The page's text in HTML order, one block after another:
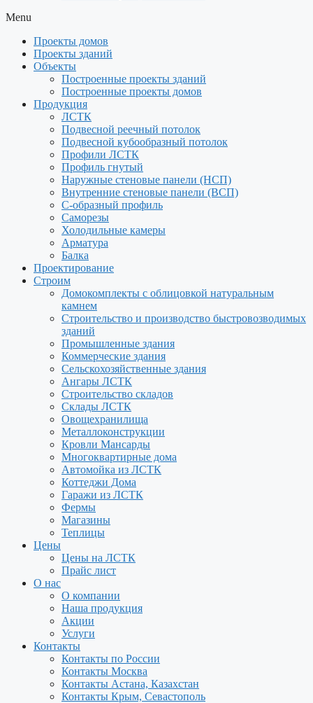
Menu
Проекты домов
Проекты зданий
Объекты
Построенные проекты зданий
Построенные проекты домов
Продукция
ЛСТК
Подвесной реечный потолок
Подвесной кубообразный потолок
Профили ЛСТК
Профиль гнутый
Наружные стеновые панели (НСП)
Внутренние стеновые панели (ВСП)
С-образный профиль
Саморезы
Холодильные камеры
Арматура
Балка
Проектирование
Строим
Домокомплекты с облицовкой натуральным
камнем
Строительство и производство быстровозводимых
зданий
Промышленные здания
Коммерческие здания
Сельскохозяйственные здания
Ангары ЛСТК
Строительство складов
Склады ЛСТК
Овощехранилища
Металлоконструкции
Кровли Мансарды
Многоквартирные дома
Автомойка из ЛСТК
Коттеджи Дома
Гаражи из ЛСТК
Фермы
Магазины
Теплицы
Цены
Цены на ЛСТК
Прайс лист
О нас
О компании
Наша продукция
Акции
Услуги
Контакты
Контакты по России
Контакты Москва
Контакты Астана, Казахстан
Контакты Крым, Севастополь